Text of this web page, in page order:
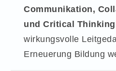
Communikation,
und Critical Thinking
wirkungsvolle
Erneuerung Bildung